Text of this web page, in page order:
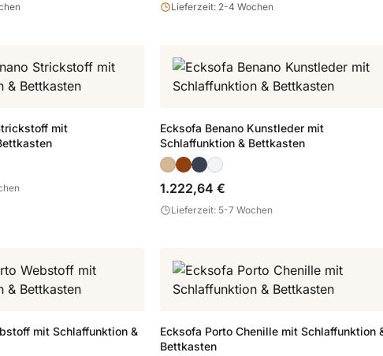
Lieferzeit: 2-4 Wochen
mit
Ecksofa Benano Kunstleder mit
Schlaffunktion & Bettkasten
1.222,64 €
Lieferzeit: 5-7 Wochen
mit Schlaffunktion &
Ecksofa Porto Chenille mit Schlaffunktion
Bettkasten